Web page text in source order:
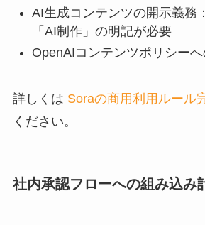
AI生成コンテンツの開示義務
「AI制作」の明記が必要
OpenAIコンテンツポリシー
詳しくは Soraの商用利用ルール
ください。
社内承認フローへの組み込み